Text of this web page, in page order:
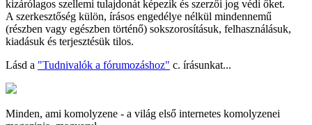
kizárólagos szellemi tulajdonát képezik és szerzői jog védi őket.
A szerkesztőség külön, írásos engedélye nélkül mindennemű
(részben vagy egészben történő) sokszorosításuk, felhasználásuk,
kiadásuk és terjesztésük tilos.
Lásd a "Tudnivalók a fórumozáshoz" c. írásunkat...
Minden, ami komolyzene - a világ első internetes komolyzenei